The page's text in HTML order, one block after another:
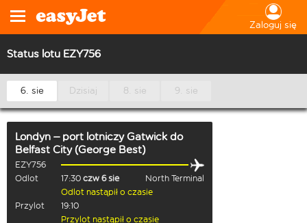
Zaloguj się
Status lotu EZY756
6. sie Dzisiaj 8. sie 9. sie
Londyn – port lotniczy Gatwick do
Belfast City (George Best)
EZY756
Odlot
17:30 czw 6 sie
North Terminal
Odlot nastąpił o czasie
Przylot
19:10
Przylot nastąpił o czasie